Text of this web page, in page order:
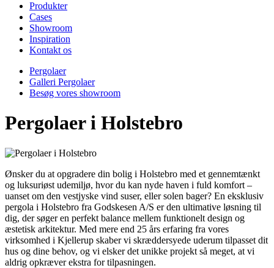
Produkter
Cases
Showroom
Inspiration
Kontakt os
Pergolaer
Galleri Pergolaer
Besøg vores showroom
Pergolaer i Holstebro
Ønsker du at opgradere din bolig i Holstebro med et gennemtænkt
og luksuriøst udemiljø, hvor du kan nyde haven i fuld komfort –
uanset om den vestjyske vind suser, eller solen bager? En eksklusiv
pergola i Holstebro fra Godskesen A/S er den ultimative løsning til
dig, der søger en perfekt balance mellem funktionelt design og
æstetisk arkitektur. Med mere end 25 års erfaring fra vores
virksomhed i Kjellerup skaber vi skræddersyede uderum tilpasset dit
hus og dine behov, og vi elsker det unikke projekt så meget, at vi
aldrig opkræver ekstra for tilpasningen.